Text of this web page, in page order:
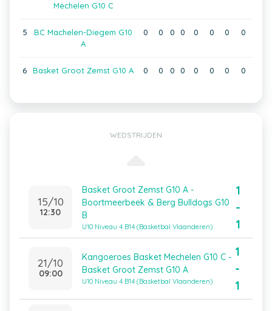
Mechelen G10 C
5
BC Machelen-Diegem G10
A
0 0 0 0 0 0 0 0
6 Basket Groot Zemst G10 A 0 0 0 0 0 0 0 0
WEDSTRIJDEN
15/10
12:30
Basket Groot Zemst G10 A -
Boortmeerbeek & Berg Bulldogs G10
B
U10 Niveau 4 B14 (Basketbal Vlaanderen)
1
-
1
21/10
09:00
Kangoeroes Basket Mechelen G10 C -
Basket Groot Zemst G10 A
U10 Niveau 4 B14 (Basketbal Vlaanderen)
1
-
1